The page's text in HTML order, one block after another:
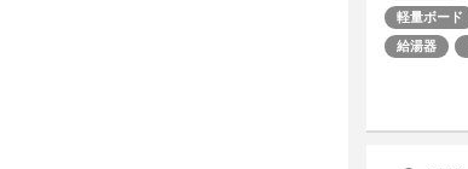
軽量ボード
給湯器